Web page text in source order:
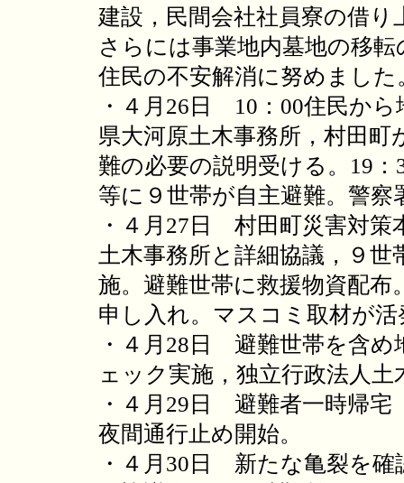
建設，民間会社社員寮の借
さらには事業地内墓地の移
住民の不安解消に努めました
・４月26日 10：00住民か
県大河原土木事務所，村田町
難の必要の説明受ける。19：
等に９世帯が自主避難。警察
・４月27日 村田町災害対策
土木事務所と詳細協議，９
施。避難世帯に救援物資配
申し入れ。マスコミ取材が活
・４月28日 避難世帯を含め
ェック実施，独立行政法人
・４月29日 避難者一時帰宅
夜間通行止め開始。
・４月30日 新たな亀裂を確